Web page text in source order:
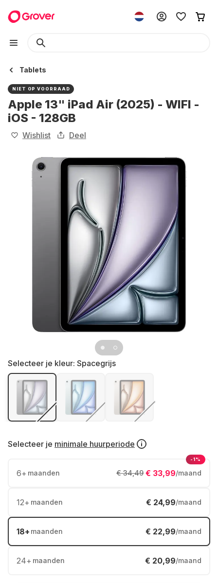
Tablets
NIET OP VOORRAAD
Apple 13" iPad Air (2025) - WIFI -
iOS - 128GB
Wishlist Deel
Selecteer je kleur: Spacegrijs
Selecteer je minimale huurperiode
6+ maanden € 33,99/maand
€ 34,49
-1%
12+ maanden € 24,99/maand
18+ maanden € 22,99/maand
24+ maanden € 20,99/maand